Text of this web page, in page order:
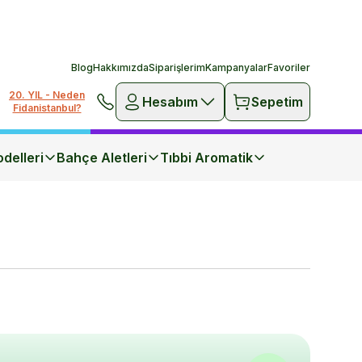
BlogHakkımızdaSiparişlerimKampanyalarFavoriler
20. YIL - Neden
Fidanistanbul?
Hesabım Sepetim
Bahçe Aletleri Tıbbi Aromatik